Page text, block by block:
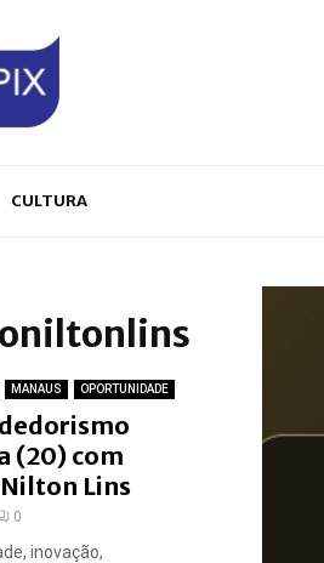
CULTURA
MANAUS OPORTUNIDADE
(20) com
Lins
0
inovação,